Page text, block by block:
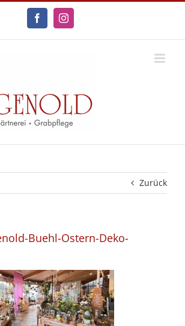
FacebookInstagram
Zurück
Buehl-Ostern-Deko-